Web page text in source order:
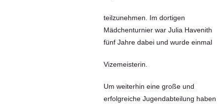
teilzunehmen. Im dortigen
Mädchenturnier war Julia Havenith
fünf Jahre dabei und wurde einmal
Vizemeisterin.
Um weiterhin eine große und
erfolgreiche Jugendabteilung haben